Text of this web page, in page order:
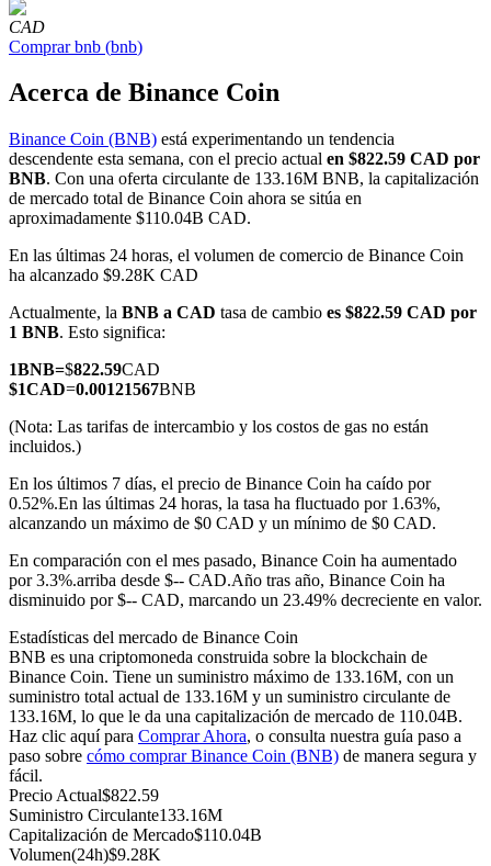
Futuros COIN-M
Futuros de criptomonedas
TradFi
Derivados de acciones, divisas, metales preciosos y materias
primas
Futuros que utilizan USDC como garantía
Copiar Trading
Únete a los mejores traders
CAD
Comprar bnb (bnb)
Acerca de Binance Coin
Binance Coin (BNB) está experimentando un tendencia
descendente esta semana, con el precio actual en $822.59 CAD por
BNB. Con una oferta circulante de 133.16M BNB, la capitalización
de mercado total de Binance Coin ahora se sitúa en
aproximadamente $110.04B CAD.
En las últimas 24 horas, el volumen de comercio de Binance Coin
ha alcanzado $9.28K CAD
Actualmente, la BNB a CAD tasa de cambio es $822.59 CAD por
1 BNB. Esto significa:
1BNB=$822.59CAD
$1CAD=0.00121567BNB
(Nota: Las tarifas de intercambio y los costos de gas no están
incluidos.)
En los últimos 7 días, el precio de Binance Coin ha caído por
0.52%.En las últimas 24 horas, la tasa ha fluctuado por 1.63%,
alcanzando un máximo de $0 CAD y un mínimo de $0 CAD.
En comparación con el mes pasado, Binance Coin ha aumentado
por 3.3%.arriba desde $-- CAD.Año tras año, Binance Coin ha
disminuido por $-- CAD, marcando un 23.49% decreciente en valor.
Estadísticas del mercado de Binance Coin
BNB es una criptomoneda construida sobre la blockchain de
Binance Coin. Tiene un suministro máximo de 133.16M, con un
suministro total actual de 133.16M y un suministro circulante de
133.16M, lo que le da una capitalización de mercado de 110.04B.
Haz clic aquí para Comprar Ahora, o consulta nuestra guía paso a
paso sobre cómo comprar Binance Coin (BNB) de manera segura y
fácil.
Precio Actual$822.59
Suministro Circulante133.16M
Capitalización de Mercado$110.04B
Volumen(24h)$9.28K